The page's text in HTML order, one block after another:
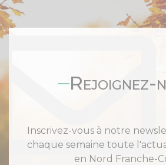
Rejoignez-
Inscrivez-vous à notre
chaque semaine toute
en Nord Franche-